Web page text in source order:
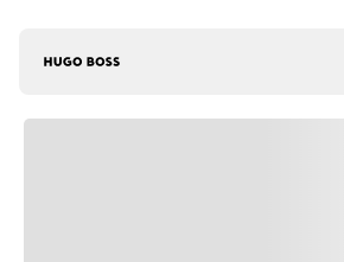
Asistente Virtual
en línea